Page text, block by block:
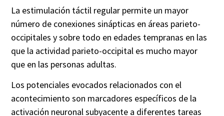
La estimulación táctil regular permite un mayor
número de conexiones sinápticas en áreas parieto-
occipitales y sobre todo en edades tempranas en las
que la actividad parieto-occipital es mucho mayor
que en las personas adultas.
Los potenciales evocados relacionados con el
acontecimiento son marcadores específicos de la
activación neuronal subyacente a diferentes tareas